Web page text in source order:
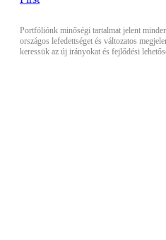
Portfóliónk minőségi tartalmat jelent
országos lefedettséget és változatos
keressük az új irányokat és fejlődési